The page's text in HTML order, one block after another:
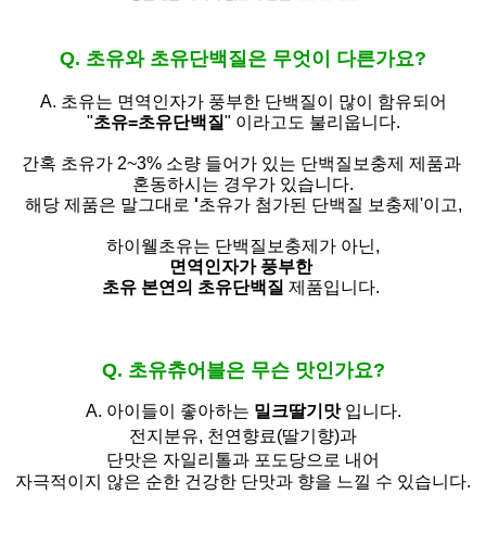
Q. 초유와 초유단백질은 무엇이 다른가요?
A. 초유는 면역인자가 풍부한 단백질이 많이 함유되어
"초유=초유단백질" 이라고도 불리웁니다.
간혹 초유가 2~3% 소량 들어가 있는 단백질보충제 제품과
혼동하시는 경우가 있습니다.
해당 제품은 말그대로 '초유가 첨가된 단백질 보충제'이고,
하이웰초유는 단백질보충제가 아닌,
면역인자가 풍부한
초유 본연의 초유단백질 제품입니다.
Q. 초유츄어블은 무슨 맛인가요?
A. 아이들이 좋아하는 밀크딸기맛입니다.
전지분유, 천연향료(딸기향)과
단맛은 자일리톨과 포도당으로 내어
자극적이지 않은 순한 건강한 단맛과 향을 느낄 수 있습니다.